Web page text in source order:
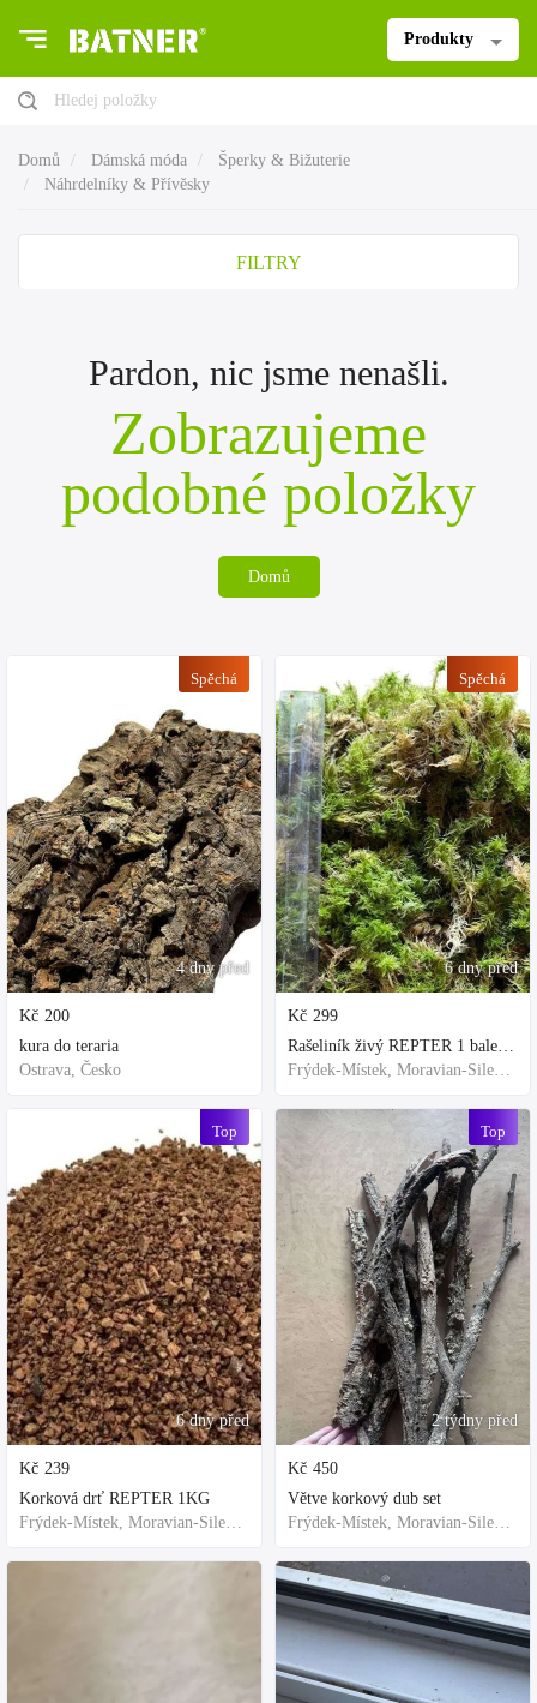
Produkty
Hledej položky
Domů Dámská móda
Šperky & Bižuterie
Náhrdelníky & Přívěsky
FILTRY
Pardon, nic jsme nenašli.
Zobrazujeme
podobné položky
Domů
4 dny před
Spěchá
Kč 200
kura do teraria
Ostrava, Česko
6 dny před
Top
Kč 239
Korková drť REPTER 1KG
Frýdek-Místek, Moravian-Silesian Region,Others
6 dny před
Spěchá
Kč 299
Rašeliník živý REPTER 1 balení - násada, TOP kvalita 30cm-30cm-8cm
Frýdek-Místek, Moravian-Silesian Region,Others
2 týdny před
Top
Kč 450
Větve korkový dub set
Frýdek-Místek, Moravian-Silesian Region,Others